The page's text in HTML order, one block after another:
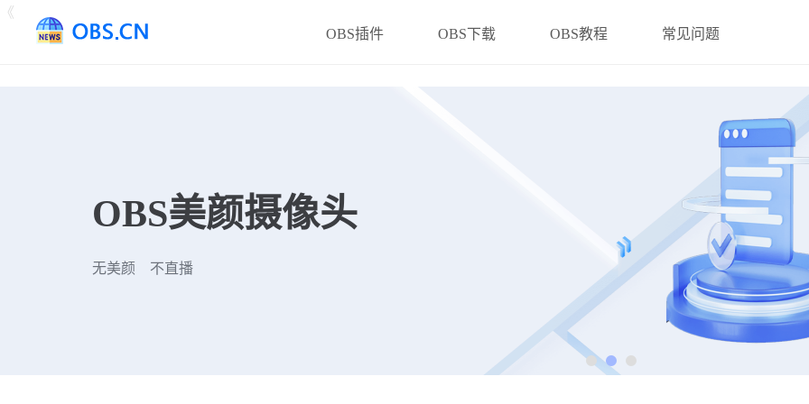
《
OBS插件
OBS下载 OBS教程 常见问题
OBS美颜摄像头
无美颜 不直播